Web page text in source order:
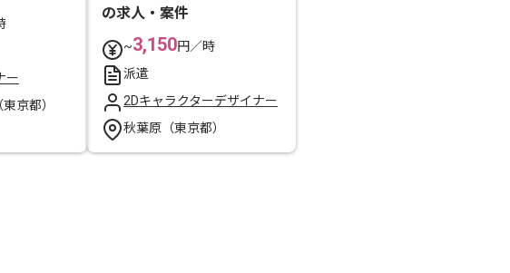
ー
京都）
の求人・案件
~3,150円／時
派遣
2Dキャラクターデザイナー
秋葉原（東京都）